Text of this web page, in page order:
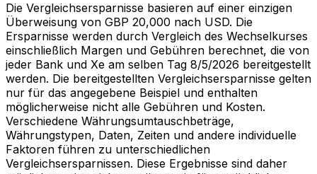
Die Vergleichsersparnisse basieren auf einer einzigen
Überweisung von GBP 20,000 nach USD. Die
Ersparnisse werden durch Vergleich des Wechselkurses
einschließlich Margen und Gebühren berechnet, die von
jeder Bank und Xe am selben Tag 8/5/2026 bereitgestellt
werden. Die bereitgestellten Vergleichsersparnisse gelten
nur für das angegebene Beispiel und enthalten
möglicherweise nicht alle Gebühren und Kosten.
Verschiedene Währungsumtauschbeträge,
Währungstypen, Daten, Zeiten und andere individuelle
Faktoren führen zu unterschiedlichen
Vergleichsersparnissen. Diese Ergebnisse sind daher